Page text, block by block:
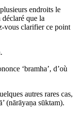
endroits le
déclaré que la
vous clarifier ce point
‘bramha’, d’où
autres rares cas,
(nārāyaṇa sūktam).